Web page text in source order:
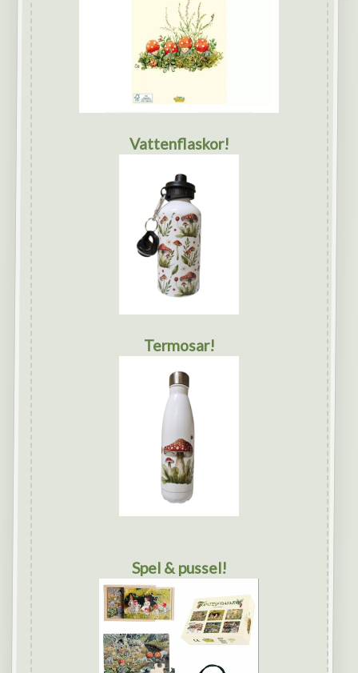
Vattenflaskor!
Termosar!
Spel & pussel!